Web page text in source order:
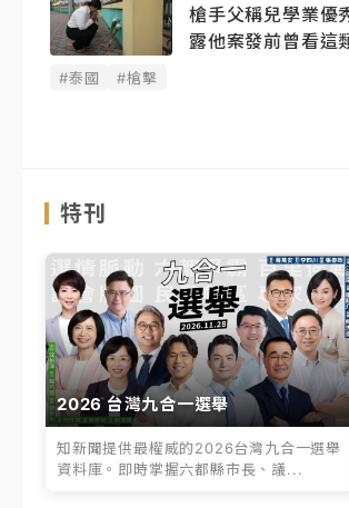
槍手父稱兒學業
露他案發前曾看這
#泰國 #槍擊
特刊
2026 台灣九合一選舉
知新聞提供最權威的2026台灣九合一選舉
資料庫。即時掌握六都縣市長、議...